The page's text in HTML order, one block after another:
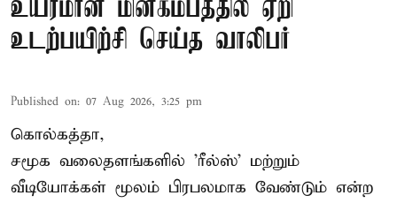
உயரமான மின்கம்பத்தில் ஏறி
உடற்பயிற்சி செய்த வாலிபர்
Published on: 07 Aug 2026, 3:25 pm
கொல்கத்தா,
சமூக வலைதளங்களில் 'ரீல்ஸ்' மற்றும்
வீடியோக்கள் மூலம் பிரபலமாக வேண்டும் என்ற